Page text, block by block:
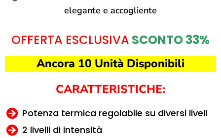
elegante e accogliente
OFFERTA ESCLUSIVA SCONTO 33%
Ancora 10 Unità Disponibili
CARATTERISTICHE:
Potenza termica regolabile su diversi livell
2 livelli di intensità